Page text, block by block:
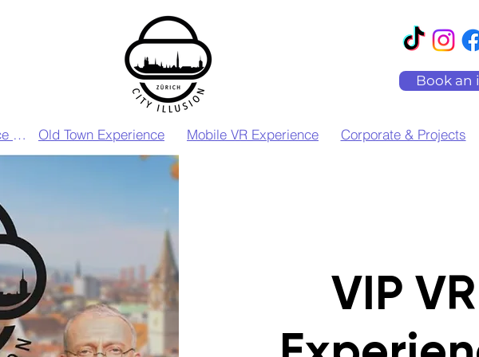
VIP VR Experience Zurich
Book an
Old Town Experience Mobile VR Experience Corporate & Projects
VIP VR